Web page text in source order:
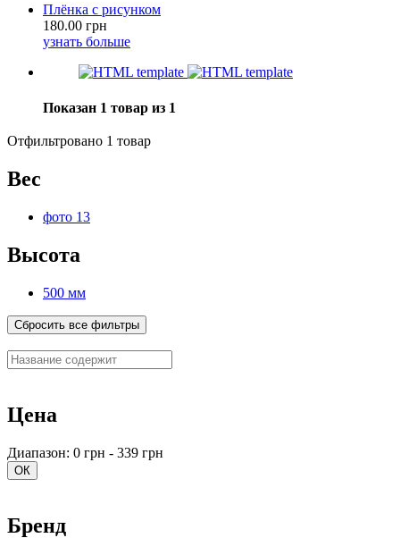
Плёнка с рисунком
180.00 грн
узнать больше
Показан 1 товар из 1
Отфильтровано 1 товар
Вес
фото 13
Высота
500 мм
Сбросить все фильтры
Цена
Диапазон: 0 грн - 339 грн
ОК
Бренд